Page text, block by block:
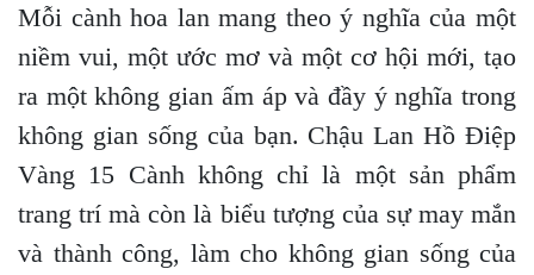
Mỗi cành hoa lan mang theo ý nghĩa của một
niềm vui, một ước mơ và một cơ hội mới, tạo
ra một không gian ấm áp và đầy ý nghĩa trong
không gian sống của bạn. Chậu Lan Hồ Điệp
Vàng 15 Cành không chỉ là một sản phẩm
trang trí mà còn là biểu tượng của sự may mắn
và thành công, làm cho không gian sống của